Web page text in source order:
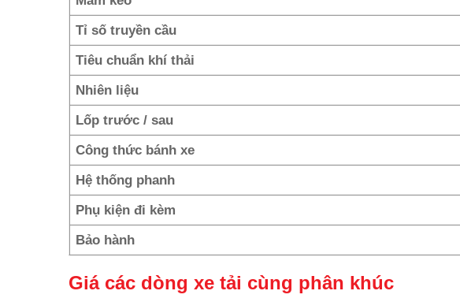
Tỉ số truyền cầu
Tiêu chuẩn khí thải
Nhiên liệu
Lốp trước / sau
Công thức bánh xe
Hệ thống phanh
Phụ kiện đi kèm
Bảo hành
Giá các dòng xe tải cùng phân khúc